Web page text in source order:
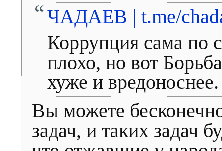
ЧАДАЕВ | t.me/
Коррупция сама по
плохо, но вот
хуже и
Вы можете
задач, и таких задач